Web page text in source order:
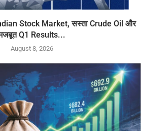
Stock Market, सस्ता Crude Oil और
Q1 Results...
August 8, 2026